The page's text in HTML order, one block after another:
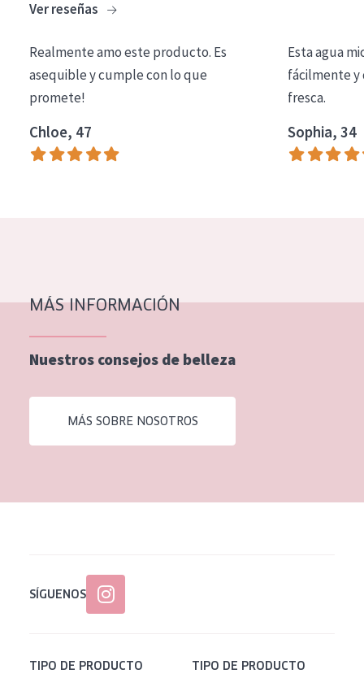
COLECCIÓN
Essentials
Lift+
Expert
TIPO DE PIEL
Piel expuesta al sol
Piel menopáusica
Todas las edades
Edad: de 35 a 55
Ver reseñas
Realmente amo este producto. Es
asequible y cumple con lo que
promete!
Chloe, 47
Esta agua
fácilmente y
fresca.
Sophia, 34
MÁS INFORMACIÓN
Nuestros consejos de belleza
MÁS SOBRE NOSOTROS
SÍGUENOS
TIPO DE PRODUCTO TIPO DE PRODUCTO